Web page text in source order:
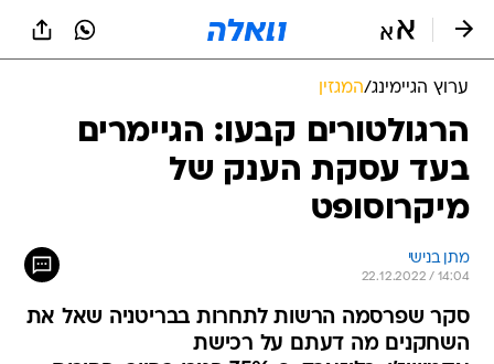
ערוץ הגיימינג/המגזין
הרגולטורים קבעו: הגיימרים
בעד עסקת הענק של
מיקרוסופט
מתן בנישי
22.12.2022 / 14:04
סקר שפרסמה הרשות לתחרות בבריטניה שאל את
השחקנים מה דעתם על רכישת